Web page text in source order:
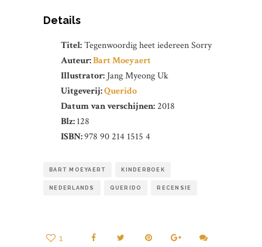
Details
Titel:Tegenwoordig heet iedereen Sorry
Auteur:Bart Moeyaert
Illustrator: Jang Myeong Uk
Uitgeverij:Querido
Datum van verschijnen:2018
Blz:128
ISBN:978 90 214 1515 4
BART MOEYAERT KINDERBOEK
NEDERLANDS QUERIDO RECENSIE
1